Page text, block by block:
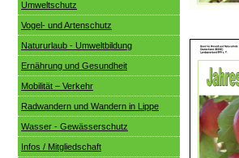
Umweltschutz
Vogel- und Artenschutz
Natururlaub - Umweltbildung
Ernährung und Gesundheit
Mobilität – Verkehr
Radwandern und Wandern in Lippe
Wasser - Gewässerschutz
Infos / Mitgliedschaft